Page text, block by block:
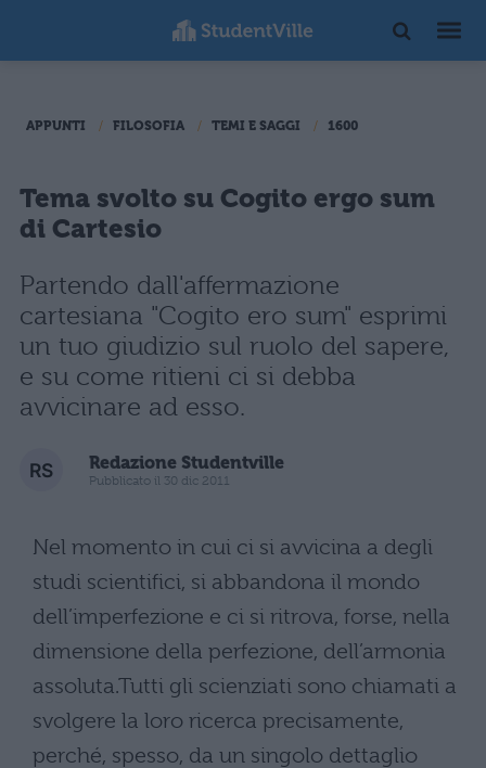
APPUNTI FILOSOFIA TEMI E SAGGI 1600
Tema svolto su Cogito ergo sum
di Cartesio
Partendo dall'affermazione
cartesiana "Cogito ero sum" esprimi
un tuo giudizio sul ruolo del sapere,
e su come ritieni ci si debba
avvicinare ad esso.
Redazione Studentville
Pubblicato il 30 dic 2011
Nel momento in cui ci si avvicina a degli
studi scientifici, si abbandona il mondo
dell’imperfezione e ci si ritrova, forse, nella
dimensione della perfezione, dell’armonia
assoluta.Tutti gli scienziati sono chiamati a
svolgere la loro ricerca precisamente,
perché, spesso, da un singolo dettaglio